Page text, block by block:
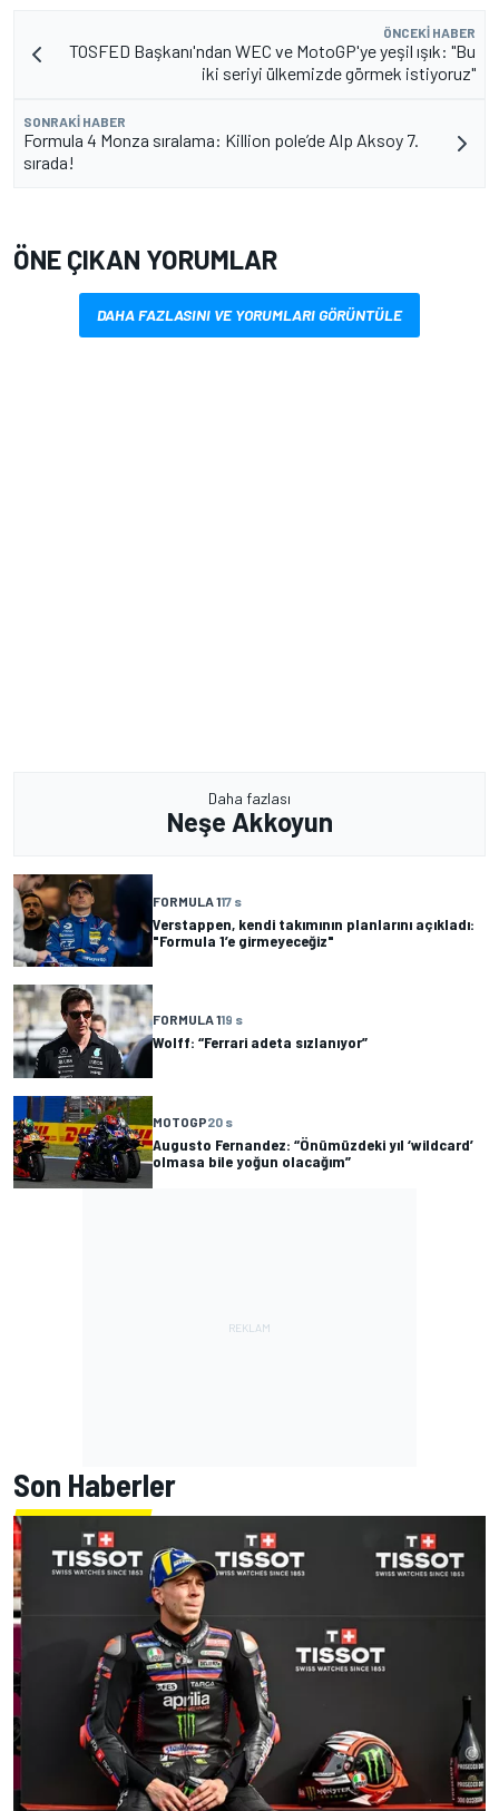
ÖNCEKI HABER
TOSFED Başkanı'ndan WEC ve MotoGP'ye yeşil ışık: "Bu
iki seriyi ülkemizde görmek istiyoruz"
SONRAKI HABER
Formula 4 Monza sıralama: Killion pole’de Alp Aksoy 7.
sırada!
ÖNE ÇIKAN YORUMLAR
DAHA FAZLASINI VE YORUMLARI GÖRÜNTÜLE
Daha fazlası
Neşe Akkoyun
FORMULA 117 s
Verstappen, kendi takımının planlarını açıkladı:
"Formula 1’e girmeyeceğiz"
FORMULA 119 s
Wolff: “Ferrari adeta sızlanıyor”
MOTOGP20 s
Augusto Fernandez: “Önümüzdeki yıl ‘wildcard’
olmasa bile yoğun olacağım”
Son Haberler